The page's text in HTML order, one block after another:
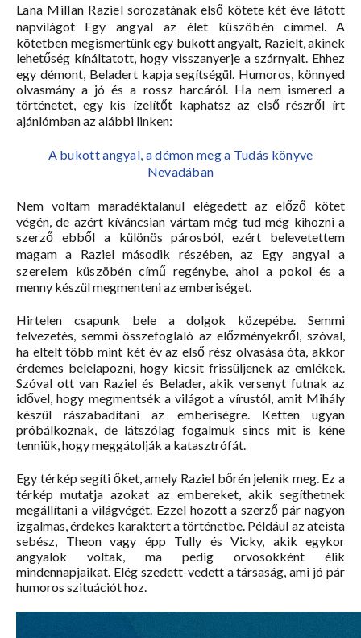
Lana Millan Raziel sorozatának első kötete két éve látott
napvilágot Egy angyal az élet küszöbén címmel. A
kötetben megismertünk egy bukott angyalt, Razielt, akinek
lehetőség kínáltatott, hogy visszanyerje a szárnyait. Ehhez
egy démont, Beladert kapja segítségül. Humoros, könnyed
olvasmány a jó és a rossz harcáról. Ha nem ismered a
történetet, egy kis ízelítőt kaphatsz az első részről írt
ajánlómban az alábbi linken:
A bukott angyal, a démon meg a Tudás könyve
Nevadában
Nem voltam maradéktalanul elégedett az előző kötet
végén, de azért kíváncsian vártam még tud még kihozni a
szerző ebből a különös párosból, ezért belevetettem
magam a Raziel második részében, az Egy angyal a
szerelem küszöbén című regénybe, ahol a pokol és a
menny készül megmenteni az emberiséget.
Hirtelen csapunk bele a dolgok közepébe. Semmi
felvezetés, semmi összefoglaló az előzményekről, szóval,
ha eltelt több mint két év az első rész olvasása óta, akkor
érdemes belelapozni, hogy kicsit frissüljenek az emlékek.
Szóval ott van Raziel és Belader, akik versenyt futnak az
idővel, hogy megmentsék a világot a vírustól, amit Mihály
készül rászabadítani az emberiségre. Ketten ugyan
próbálkoznak, de látszólag fogalmuk sincs mit is kéne
tenniük, hogy meggátolják a katasztrófát.
Egy térkép segíti őket, amely Raziel bőrén jelenik meg. Ez a
térkép mutatja azokat az embereket, akik segíthetnek
megállítani a világvégét. Ezzel hozott a szerző pár nagyon
izgalmas, érdekes karaktert a történetbe. Például az ateista
sebész, Theon vagy épp Tully és Vicky, akik egykor
angyalok voltak, ma pedig orvosokként élik
mindennapjaikat. Elég szedett-vedett a társaság, ami jó pár
humoros szituációt hoz.